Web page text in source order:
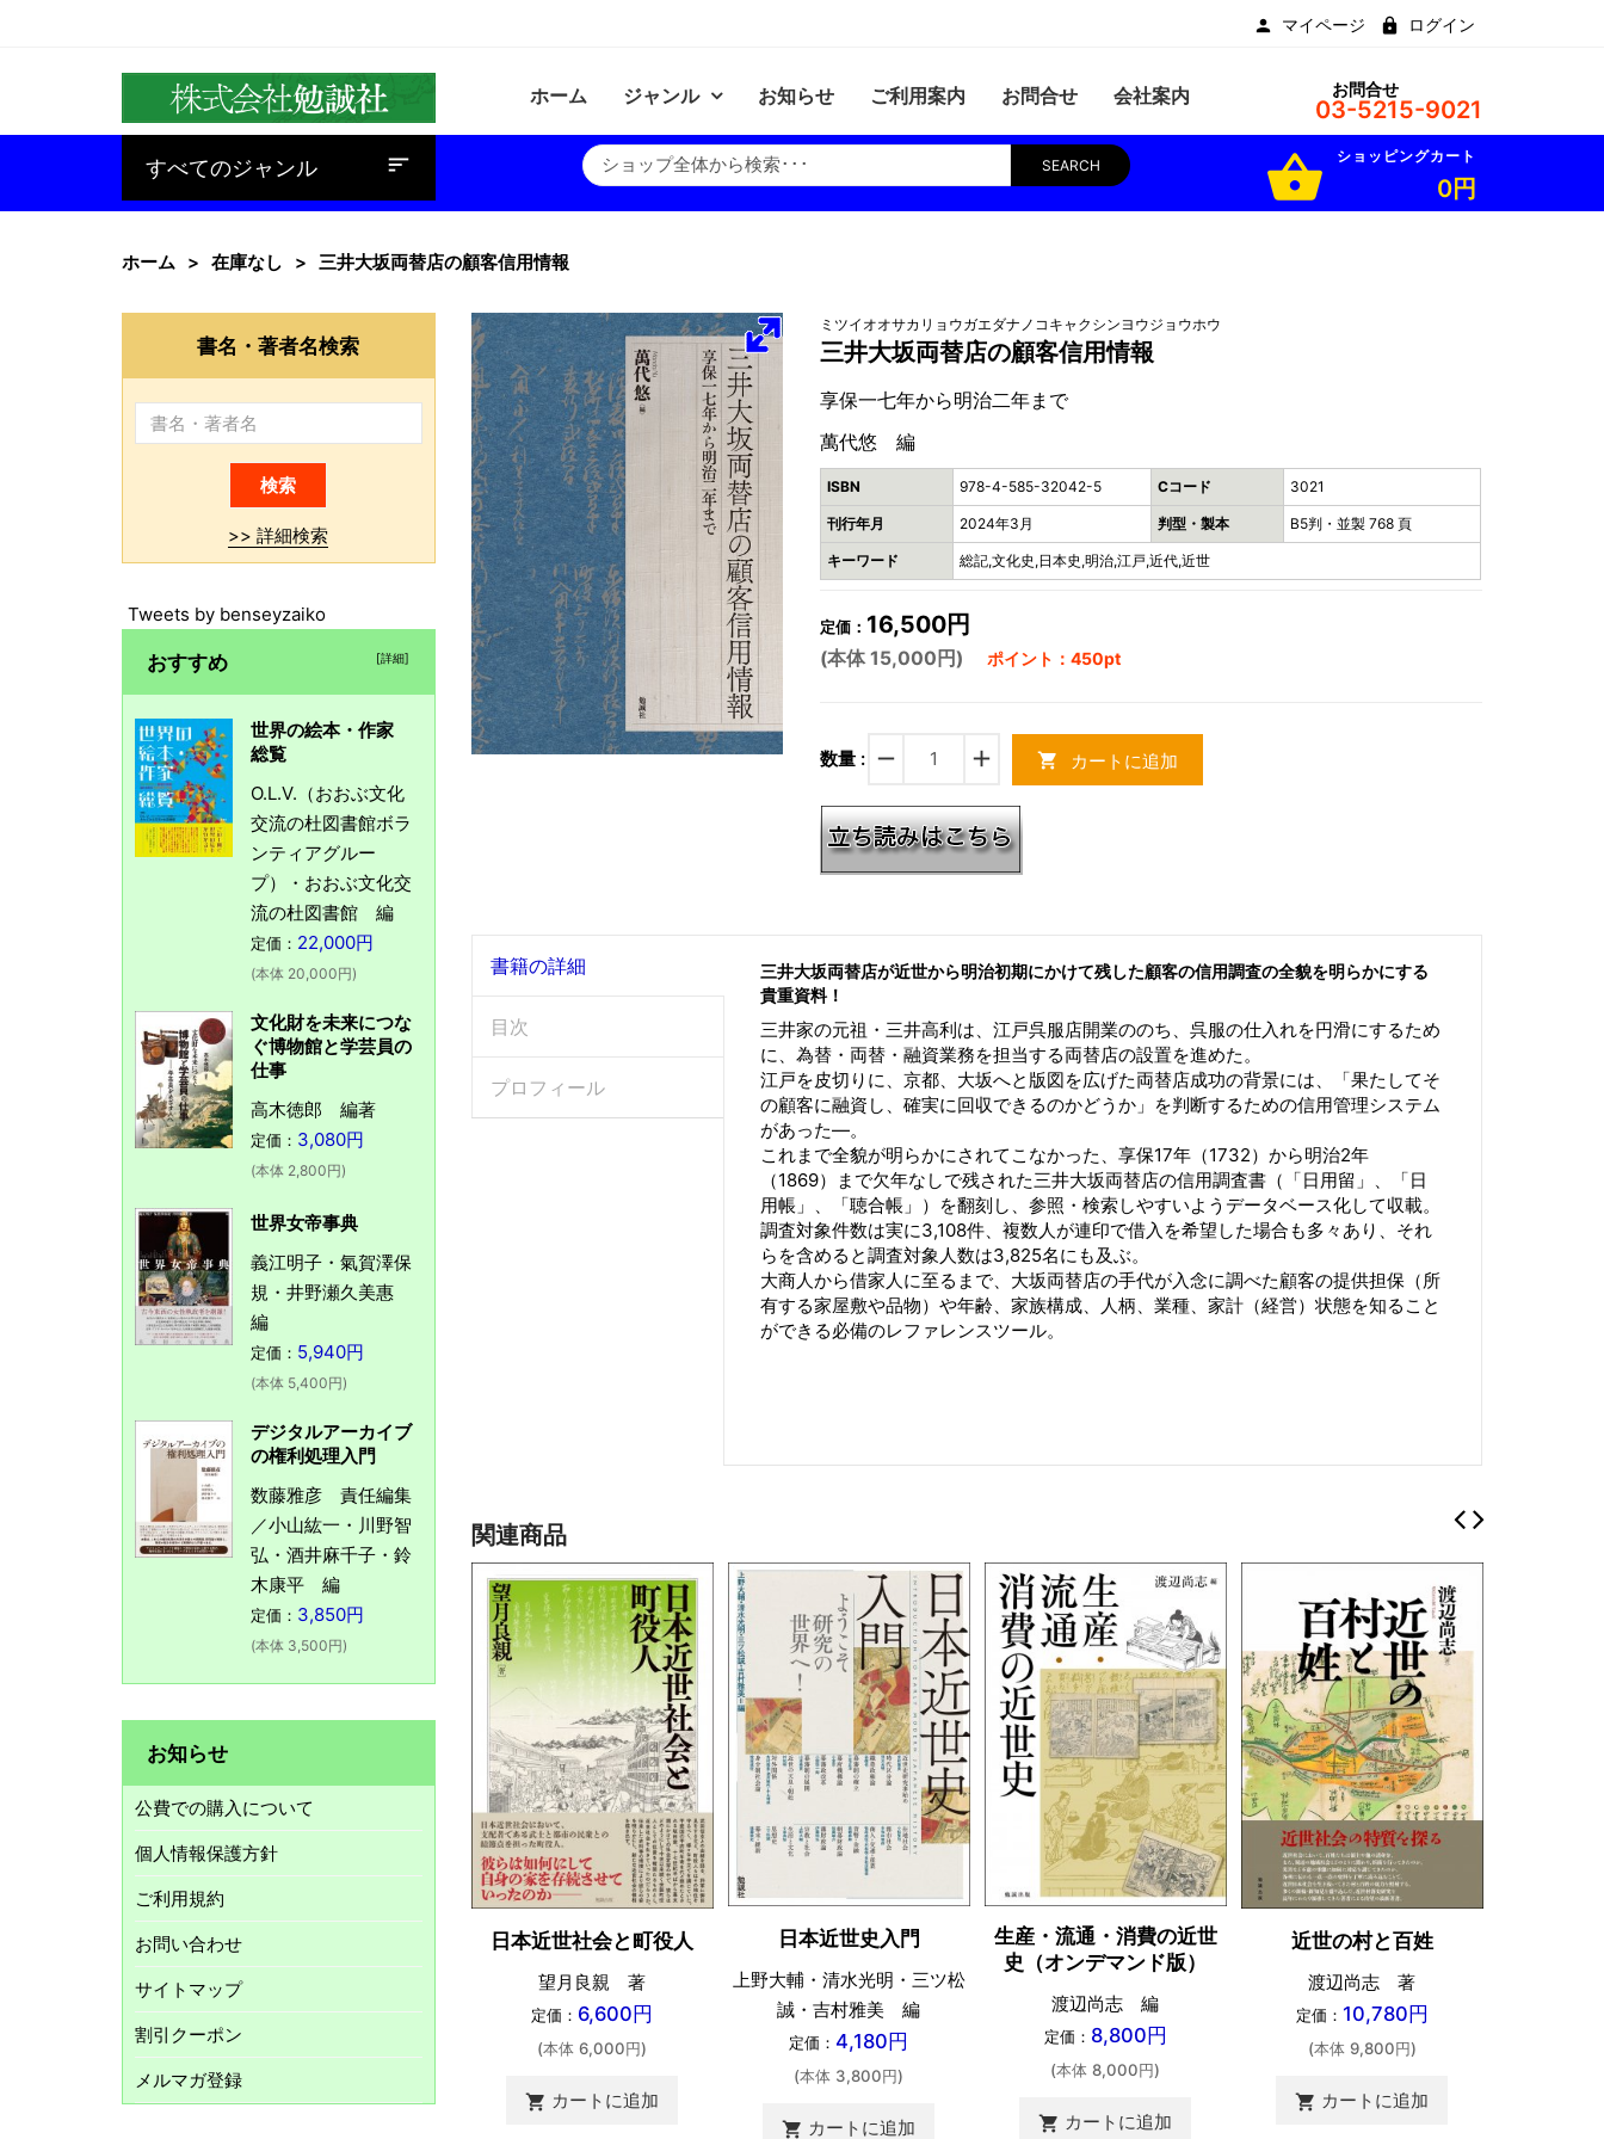
マイページ ログイン
ホーム ジャンル お知らせ ご利用案内 お問合せ 会社案内 お問合せ
03-5215-9021
すべてのジャンル
baseline_sort SEARCH shopping_basket ショッピングカート
0円
ホーム 在庫なし 三井大坂両替店の顧客信用情報
ミツイオオサカリョウガエダナノコキャクシンヨウジョウホウ
三井大坂両替店の顧客信用情報
享保一七年から明治二年まで
萬代悠 編
ISBN 978-4-585-32042-5 Cコード 3021
刊行年月 2024年3月 判型・製本 B5判・並製 768 頁
キーワード 総記,文化史,日本史,明治,江戸,近代,近世
定価： 16,500円
(本体 15,000円) ポイント：450pt
数量 : remove add shopping_cart カートに追加
書籍の詳細
目次
プロフィール
三井大坂両替店が近世から明治初期にかけて残した顧客の信用調査の全貌を明らかにする
貴重資料！
三井家の元祖・三井高利は、江戸呉服店開業ののち、呉服の仕入れを円滑にするため
に、為替・両替・融資業務を担当する両替店の設置を進めた。
江戸を皮切りに、京都、大坂へと版図を広げた両替店成功の背景には、「果たしてそ
の顧客に融資し、確実に回収できるのかどうか」を判断するための信用管理システム
があった―。
これまで全貌が明らかにされてこなかった、享保17年（1732）から明治2年
（1869）まで欠年なしで残された三井大坂両替店の信用調査書（「日用留」、「日
用帳」、「聴合帳」）を翻刻し、参照・検索しやすいようデータベース化して収載。
調査対象件数は実に3,108件、複数人が連印で借入を希望した場合も多々あり、それ
らを含めると調査対象人数は3,825名にも及ぶ。
大商人から借家人に至るまで、大坂両替店の手代が入念に調べた顧客の提供担保（所
有する家屋敷や品物）や年齢、家族構成、人柄、業種、家計（経営）状態を知ること
ができる必備のレファレンスツール。
関連商品
日本近世社会と町役人
望月良親 著
定価： 6,600円
(本体 6,000円)
shopping_cart カートに追加
日本近世史入門
上野大輔・清水光明・三ツ松
誠・吉村雅美 編
定価： 4,180円
(本体 3,800円)
shopping_cart カートに追加
生産・流通・消費の近世
史（オンデマンド版）
渡辺尚志 編
定価： 8,800円
(本体 8,000円)
shopping_cart カートに追加
近世の村と百姓
渡辺尚志 著
定価： 10,780円
(本体 9,800円)
shopping_cart カートに追加
書名・著者名検索
>> 詳細検索
Tweets by benseyzaiko
おすすめ [詳細]
世界の絵本・作家
総覧
O.L.V.（おおぶ文化
交流の杜図書館ボラ
ンティアグルー
プ）・おおぶ文化交
流の杜図書館 編
定価： 22,000円
(本体 20,000円)
文化財を未来につな
ぐ博物館と学芸員の
仕事
高木徳郎 編著
定価： 3,080円
(本体 2,800円)
世界女帝事典
義江明子・氣賀澤保
規・井野瀬久美惠
編
定価： 5,940円
(本体 5,400円)
デジタルアーカイブ
の権利処理入門
数藤雅彦 責任編集
／小山紘一・川野智
弘・酒井麻千子・鈴
木康平 編
定価： 3,850円
(本体 3,500円)
お知らせ
公費での購入について
個人情報保護方針
ご利用規約
お問い合わせ
サイトマップ
割引クーポン
メルマガ登録